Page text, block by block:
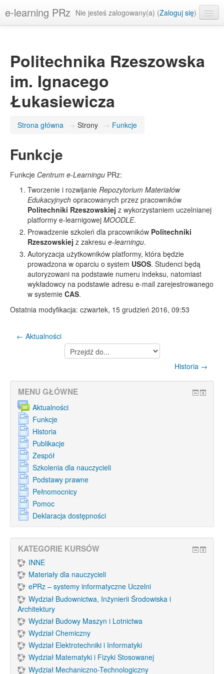
e-learning PRz Nie jesteś zalogowany(a) (Zaloguj się)
Politechnika Rzeszowska
im. Ignacego
Łukasiewicza
Strona główna → Strony → Funkcje
Funkcje
Funkcje Centrum e-Learningu PRz:
Tworzenie i rozwijanie Repozytorium Materiałów
Edukacyjnych opracowanych przez pracowników
Politechniki Rzeszowskiej z wykorzystaniem uczelnianej
platformy e-learnigowej MOODLE.
Prowadzenie szkoleń dla pracowników Politechniki
Rzeszowskiej z zakresu e-learningu.
Autoryzacja użytkowników platformy, która będzie
prowadzona w oparciu o system USOS. Studenci będą
autoryzowani na podstawie numeru indeksu, natomiast
wykładowcy na podstawie adresu e-mail zarejestrowanego
w systemie CAS.
Ostatnia modyfikacja: czwartek, 15 grudzień 2016, 09:53
← Aktualności
Przejdź
do...
Historia →
MENU GŁÓWNE
Aktualności
Funkcje
Historia
Publikacje
Zespół
Szkolenia dla nauczycieli
Podstawy prawne
Pełnomocnicy
Pomoc
Deklaracja dostępności
KATEGORIE KURSÓW
INNE
Materiały dla nauczycieli
ePRz – systemy informatyczne Uczelni
Wydział Budownictwa, Inżynierii Środowiska i
Architektury
Wydział Budowy Maszyn i Lotnictwa
Wydział Chemiczny
Wydział Elektrotechniki i Informatyki
Wydział Matematyki i Fizyki Stosowanej
Wydział Mechaniczno-Technologiczny